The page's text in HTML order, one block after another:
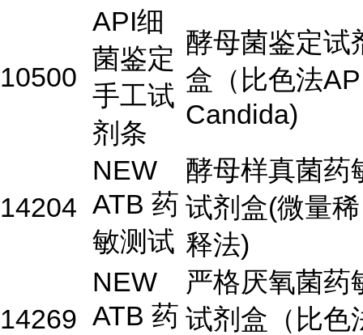
10500
API细
菌鉴定
手工试
剂条
酵母菌鉴定试
盒（比色法
Candida)
14204
NEW
ATB 药
敏测试
酵母样真菌药
试剂盒(微量稀
释法)
14269
NEW
ATB 药
严格厌氧菌药
试剂盒（比色